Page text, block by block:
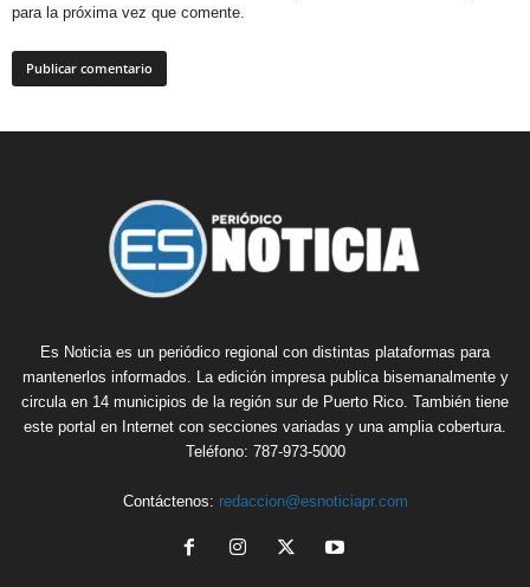
para la próxima vez que comente.
Es Noticia es un periódico regional con distintas plataformas para
mantenerlos informados. La edición impresa publica bisemanalmente y
circula en 14 municipios de la región sur de Puerto Rico. También tiene
este portal en Internet con secciones variadas y una amplia cobertura.
Teléfono: 787-973-5000
Contáctenos: redaccion@esnoticiapr.com